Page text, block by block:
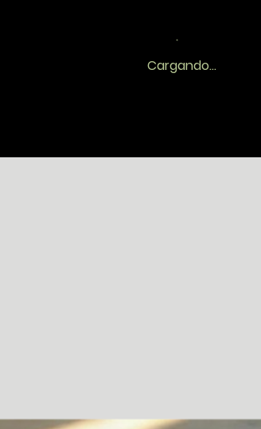
Cargando...